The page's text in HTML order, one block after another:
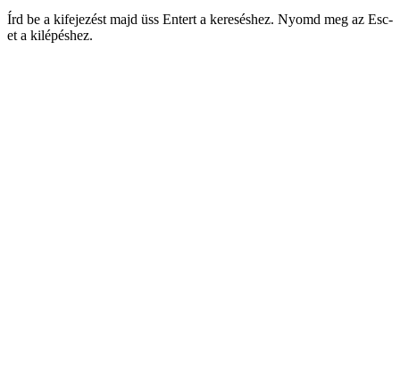
Írd be a kifejezést majd üss Entert a kereséshez. Nyomd meg az Esc-
et a kilépéshez.